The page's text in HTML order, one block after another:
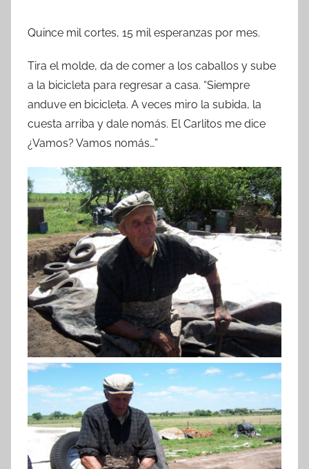
Quince mil cortes, 15 mil esperanzas por mes.
Tira el molde, da de comer a los caballos y sube
a la bicicleta para regresar a casa. “Siempre
anduve en bicicleta. A veces miro la subida, la
cuesta arriba y dale nomás. El Carlitos me dice
¿Vamos? Vamos nomás…”